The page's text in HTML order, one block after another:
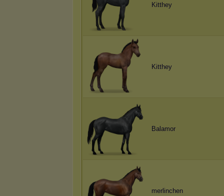
Kitthey
Kitthey
Balamor
merlinchen